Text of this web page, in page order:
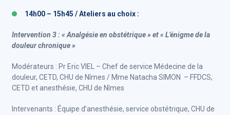
14h00 – 15h45 / Ateliers au choix :
Intervention 3 : « Analgésie en obstétrique » et « L’énigme de la
douleur chronique »
Modérateurs : Pr Eric VIEL – Chef de service Médecine de la
douleur, CETD, CHU de Nîmes / Mme Natacha SIMON – FFDCS,
CETD et anesthésie, CHU de Nîmes
Intervenants : Équipe d’anesthésie, service obstétrique, CHU de